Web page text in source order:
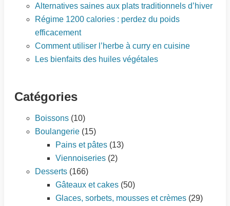
Alternatives saines aux plats traditionnels d’hiver
Régime 1200 calories : perdez du poids
efficacement
Comment utiliser l’herbe à curry en cuisine
Les bienfaits des huiles végétales
Catégories
Boissons (10)
Boulangerie (15)
Pains et pâtes (13)
Viennoiseries (2)
Desserts (166)
Gâteaux et cakes (50)
Glaces, sorbets, mousses et crèmes (29)